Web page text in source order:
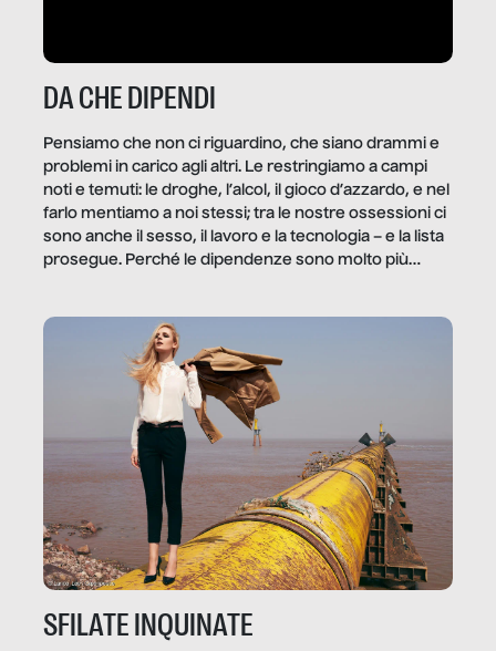
DA CHE DIPENDI
Pensiamo che non ci riguardino, che siano drammi e
problemi in carico agli altri. Le restringiamo a campi
noti e temuti: le droghe, l’alcol, il gioco d’azzardo, e nel
farlo mentiamo a noi stessi; tra le nostre ossessioni ci
sono anche il sesso, il lavoro e la tecnologia – e la lista
prosegue. Perché le dipendenze sono molto più
trae un guadagno. In questo reportage vediamo
quale e come.
SFILATE INQUINATE